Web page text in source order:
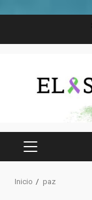
MENÚ
Inicio paz